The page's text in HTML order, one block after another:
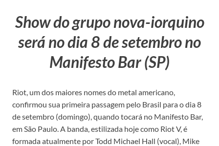
Show do grupo nova-iorquino
será no dia 8 de setembro no
Manifesto Bar (SP)
Riot, um dos maiores nomes do metal americano,
confirmou sua primeira passagem pelo Brasil para o dia 8
de setembro (domingo), quando tocará no Manifesto Bar,
em São Paulo. A banda, estilizada hoje como Riot V, é
formada atualmente por Todd Michael Hall (vocal), Mike